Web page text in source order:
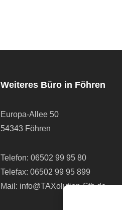
Weiteres Büro in Föhren
Europa-Allee 50
54343 Föhren
Telefon: 06502 99 95 80
Telefax: 06502 99 95 899
Mail: info@TAXolution-Stb.de